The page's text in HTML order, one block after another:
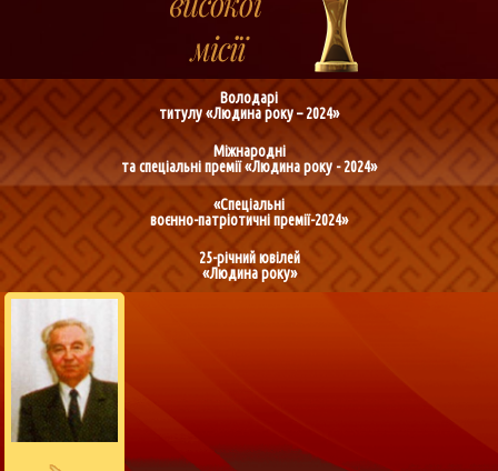
Володарі
титулу «Людина року – 2024»
Міжнародні
та спеціальні премії «Людина року - 2024»
«Спеціальні
воєнно-патріотичні премії-2024»
25-річний ювілей
«Людина року»